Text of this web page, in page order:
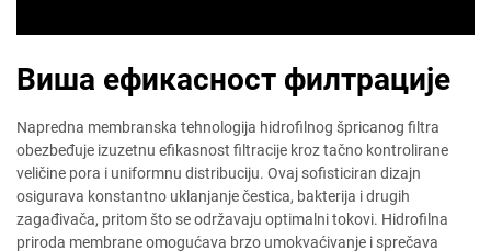
Виша ефикасност филтрације
Napredna membranska tehnologija hidrofilnog špricanog filtra
obezbeđuje izuzetnu efikasnost filtracije kroz tačno kontrolirane
veličine pora i uniformnu distribuciju. Ovaj sofisticiran dizajn
osigurava konstantno uklanjanje čestica, bakterija i drugih
zagađivača, pritom što se održavaju optimalni tokovi. Hidrofilna
priroda membrane omogućava brzo umokvaćivanje i sprečava